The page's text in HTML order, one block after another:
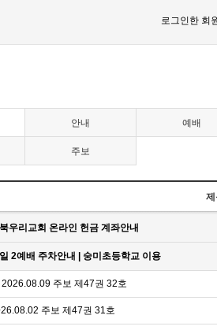
로그인한 회
안내 예배
주보
제
우리교회 온라인 헌금 계좌안내
2예배 주차안내 | 숭미초등학교 이용
2026.08.09 주보 제47권 32호
주보 제47권 31호